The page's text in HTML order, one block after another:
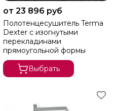
от 23 896 руб
Полотенцесушитель Terma
Dexter с изогнутыми
перекладинами
прямоугольной формы
Выбрать